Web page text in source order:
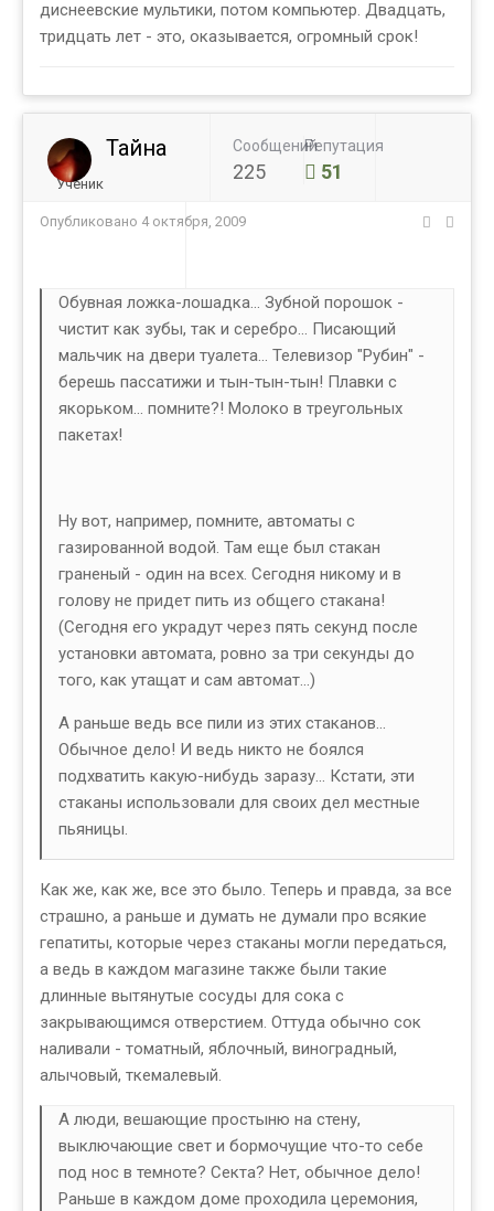
диснеевские мультики, потом компьютер. Двадцать,
тридцать лет - это, оказывается, огромный срок!
Тайна
Ученик
Сообщений
225
Репутация
51
Опубликовано 4 октября, 2009
Обувная ложка-лошадка... Зубной порошок -
чистит как зубы, так и серебро... Писающий
мальчик на двери туалета... Телевизор "Рубин" -
берешь пассатижи и тын-тын-тын! Плавки с
якорьком... помните?! Молоко в треугольных
пакетах!
Ну вот, например, помните, автоматы с
газированной водой. Там еще был стакан
граненый - один на всех. Сегодня никому и в
голову не придет пить из общего стакана!
(Сегодня его украдут через пять секунд после
установки автомата, ровно за три секунды до
того, как утащат и сам автомат...)
А раньше ведь все пили из этих стаканов...
Обычное дело! И ведь никто не боялся
подхватить какую-нибудь заразу... Кстати, эти
стаканы использовали для своих дел местные
пьяницы.
Как же, как же, все это было. Теперь и правда, за все
страшно, а раньше и думать не думали про всякие
гепатиты, которые через стаканы могли передаться,
а ведь в каждом магазине также были такие
длинные вытянутые сосуды для сока с
закрывающимся отверстием. Оттуда обычно сок
наливали - томатный, яблочный, виноградный,
алычовый, ткемалевый.
А люди, вешающие простыню на стену,
выключающие свет и бормочущие что-то себе
под нос в темноте? Секта? Нет, обычное дело!
Раньше в каждом доме проходила церемония,